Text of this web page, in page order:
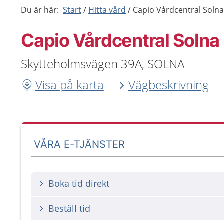
Du är här: Start Hitta vård Capio Vårdcentral Solna
Capio Vårdcentral Solna
Skytteholmsvägen 39A, SOLNA
Visa på karta
Vägbeskrivning
VÅRA E-TJÄNSTER
Boka tid direkt
Beställ tid